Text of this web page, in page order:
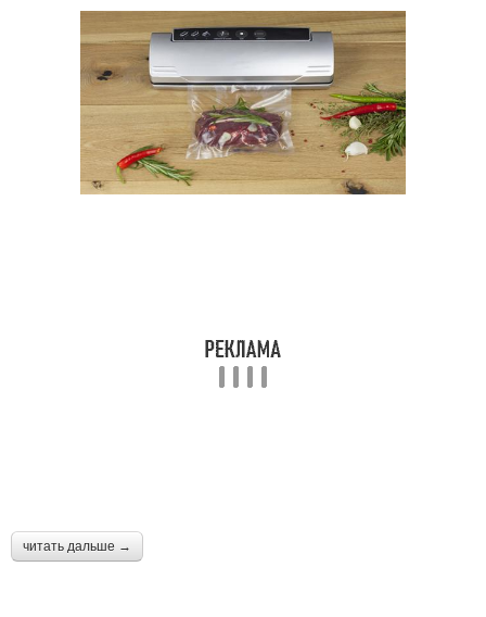
читать дальше →